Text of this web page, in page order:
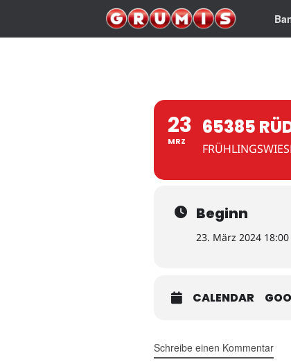
23
MRZ
65385
Beginn
23. März 2024 18:00
CALENDAR
Schreibe einen Kommentar